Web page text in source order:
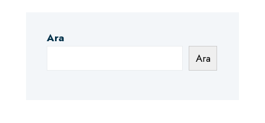
Ara
Ara